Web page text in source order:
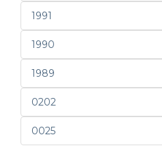
1991
1990
1989
0202
0025